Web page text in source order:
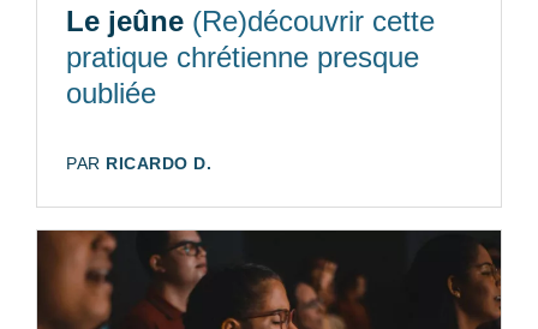
Le jeûne (Re)découvrir cette
pratique chrétienne presque
oubliée
AUTEUR:
PAR RICARDO D.